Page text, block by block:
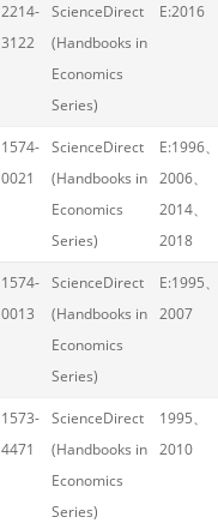
2214-
3122
ScienceDirect
(Handbooks in
Economics
Series)
E:2016
1574-
0021
ScienceDirect
(Handbooks in
Economics
Series)
E:1996、
2006、
2014、
2018
1574-
0013
ScienceDirect
(Handbooks in
Economics
Series)
E:1995、
2007
1573-
4471
ScienceDirect
(Handbooks in
Economics
Series)
1995、
2010